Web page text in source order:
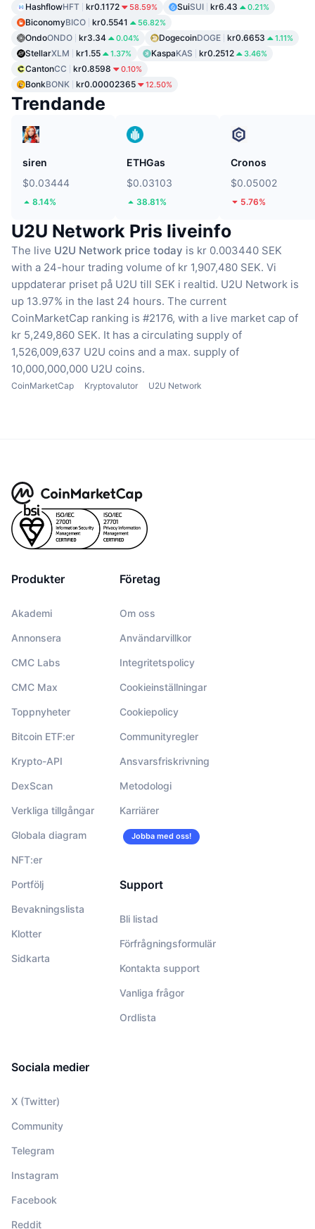
HashflowHFT kr0.1172 58.59% SuiSUI kr6.43 0.21%
BiconomyBICO kr0.5541 56.82%
OndoONDO kr3.34 0.04% DogecoinDOGE kr0.6653 1.11%
StellarXLM kr1.55 1.37% KaspaKAS kr0.2512 3.46%
CantonCC kr0.8598 0.10%
BonkBONK kr0.00002365 12.50%
Trendande
siren
$0.03444
8.14%
ETHGas
$0.03103
38.81%
Cronos
$0.05002
5.76%
U2U Network Pris liveinfo
The live U2U Network price today is kr 0.003440 SEK
with a 24-hour trading volume of kr 1,907,480 SEK. Vi
uppdaterar priset på U2U till SEK i realtid. U2U Network is
up 13.97% in the last 24 hours. The current
CoinMarketCap ranking is #2176, with a live market cap of
kr 5,249,860 SEK. It has a circulating supply of
1,526,009,637 U2U coins and a max. supply of
10,000,000,000 U2U coins.
CoinMarketCap Kryptovalutor U2U Network
Produkter
Akademi
Annonsera
CMC Labs
CMC Max
Toppnyheter
Bitcoin ETF:er
Krypto-API
DexScan
Verkliga tillgångar
Globala diagram
NFT:er
Portfölj
Bevakningslista
Klotter
Sidkarta
Företag
Om oss
Användarvillkor
Integritetspolicy
Cookieinställningar
Cookiepolicy
Communityregler
Ansvarsfriskrivning
Metodologi
Karriärer
Jobba med oss!
Support
Bli listad
Förfrågningsformulär
Kontakta support
Vanliga frågor
Ordlista
Sociala medier
X (Twitter)
Community
Telegram
Instagram
Facebook
Reddit